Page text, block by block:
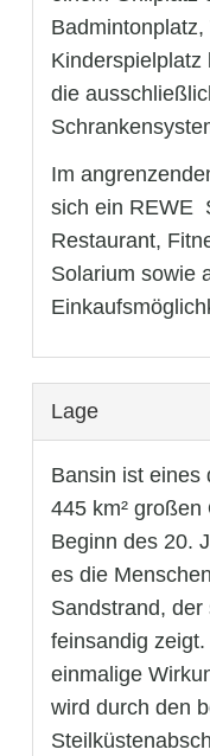
Kinderspielplatz
die
Im
sich ein REWE
Restaurant,
Solarium sowie
Lage
Bansin ist eines
445 km²
Beginn des 20.
es die
Sandstrand,
feinsandig
einmalige
wird durch den